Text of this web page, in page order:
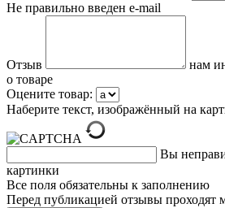
Не правильно введен e-mail
Отзыв
нам
о товаре
Оцените товар:
Наберите текст, изображённый на
Вы
картинки
Все поля обязательны к заполнению
Перед публикацией отзывы проходят